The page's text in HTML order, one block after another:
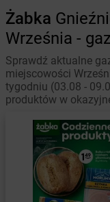
Żabka
Września -
Sprawdź aktualne
miejscowości
tygodniu (03.08 -
produktów w